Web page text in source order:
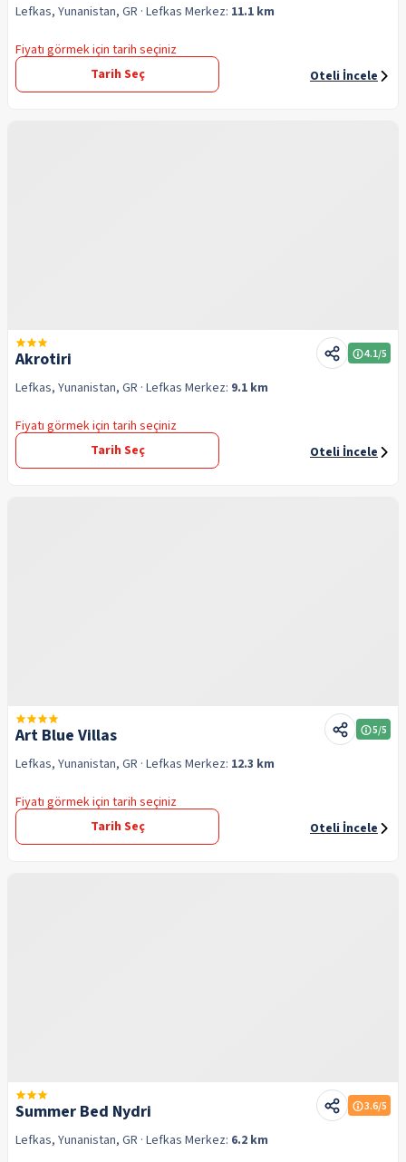
Lefkas, Yunanistan, GR · Lefkas Merkez: 11.1 km
Fiyatı görmek için tarih seçiniz
Tarih Seç
Oteli İncele
Akrotiri 4.1/5
Lefkas, Yunanistan, GR · Lefkas Merkez: 9.1 km
Fiyatı görmek için tarih seçiniz
Tarih Seç
Oteli İncele
Art Blue Villas 5/5
Lefkas, Yunanistan, GR · Lefkas Merkez: 12.3 km
Fiyatı görmek için tarih seçiniz
Tarih Seç
Oteli İncele
Summer Bed Nydri 3.6/5
Lefkas, Yunanistan, GR · Lefkas Merkez: 6.2 km